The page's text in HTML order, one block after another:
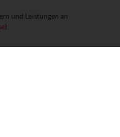
Informationen zu Social Media
und Leistungen an
).